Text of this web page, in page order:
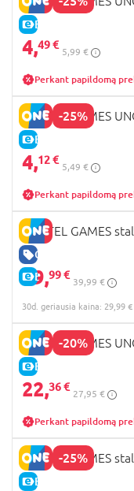
E-KAINA
4,49 €
5,99 €
Perkant papildomą
-25%
E-KAINA
MATTEL GAMES
4,12 €
5,49 €
Perkant papildomą
GERA KAINA
E-KAINA
MATTEL GAMES
29,99 €
39,99 €
30d. geriausia kaina: 29,99 €
-20%
E-KAINA
MATTEL GAMES
22,36 €
27,95 €
Perkant papildomą
-25%
E-KAINA
MATTEL GAMES